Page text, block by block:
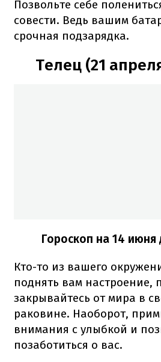
Позвольте себе
совести. Ведь вашим
срочная подзарядка.
Телец (21
Гороскоп на 14 июня
Кто-то из вашего
поднять вам настроение,
закрывайтесь от мира в
раковине. Наоборот,
внимания с улыбкой и
позаботиться о вас.